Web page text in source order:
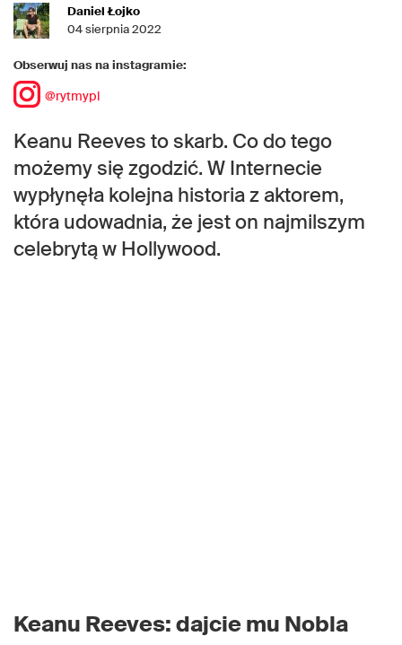
Daniel Łojko
04 sierpnia 2022
Obserwuj nas na instagramie:
@rytmypl
Keanu Reeves to skarb. Co do tego
możemy się zgodzić. W Internecie
wypłynęła kolejna historia z aktorem,
która udowadnia, że jest on najmilszym
celebrytą w Hollywood.
Keanu Reeves: dajcie mu Nobla